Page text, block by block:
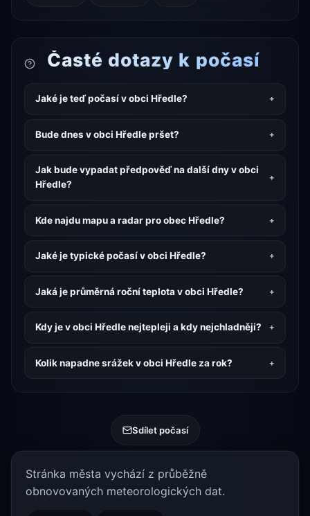
Časté dotazy k počasí
Jaké je teď počasí v obci Hředle?
Bude dnes v obci Hředle pršet?
Jak bude vypadat předpověď na další dny v obci
Hředle?
Kde najdu mapu a radar pro obec Hředle?
Jaké je typické počasí v obci Hředle?
Jaká je průměrná roční teplota v obci Hředle?
Kdy je v obci Hředle nejtepleji a kdy nejchladněji?
Kolik napadne srážek v obci Hředle za rok?
Sdílet počasí
Stránka města vychází z průběžně
obnovovaných meteorologických dat.